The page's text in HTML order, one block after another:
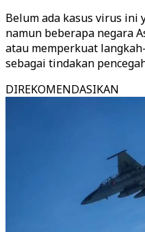
Belum ada kasus virus ini
namun beberapa negara
atau memperkuat
sebagai tindakan
DIREKOMENDASIKAN